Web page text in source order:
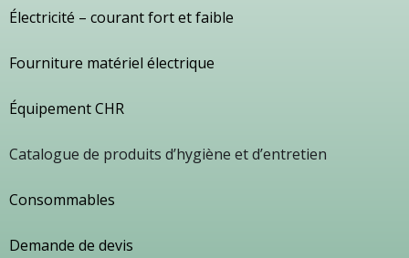
Électricité – courant fort et faible
Fourniture matériel électrique
Équipement CHR
Catalogue de produits d’hygiène et d’entretien
Consommables
Demande de devis